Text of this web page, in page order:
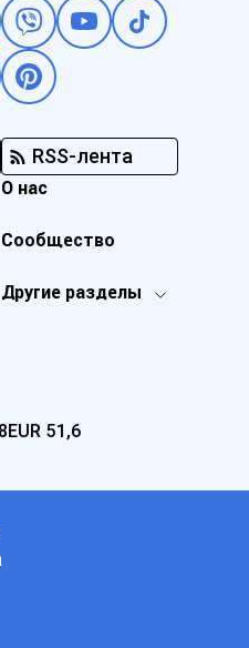
RSS-лента
Другие разделы
О нас
Сообщество
EUR 51,6